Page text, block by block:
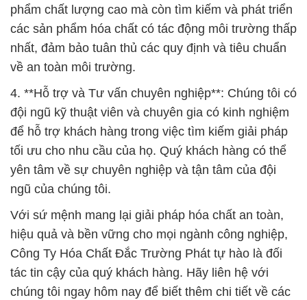
phẩm chất lượng cao mà còn tìm kiếm và phát triển
các sản phẩm hóa chất có tác động môi trường thấp
nhất, đảm bảo tuân thủ các quy định và tiêu chuẩn
về an toàn môi trường.
4. **Hỗ trợ và Tư vấn chuyên nghiệp**: Chúng tôi có
đội ngũ kỹ thuật viên và chuyên gia có kinh nghiệm
để hỗ trợ khách hàng trong việc tìm kiếm giải pháp
tối ưu cho nhu cầu của họ. Quý khách hàng có thể
yên tâm về sự chuyên nghiệp và tận tâm của đội
ngũ của chúng tôi.
Với sứ mệnh mang lại giải pháp hóa chất an toàn,
hiệu quả và bền vững cho mọi ngành công nghiệp,
Công Ty Hóa Chất Đắc Trường Phát tự hào là đối
tác tin cậy của quý khách hàng. Hãy liên hệ với
chúng tôi ngay hôm nay để biết thêm chi tiết về các